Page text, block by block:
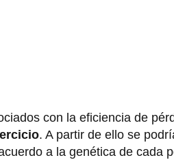
con la eficiencia de
. A partir de ello se
a la genética de cada